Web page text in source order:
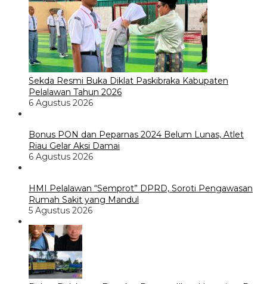
Sekda Resmi Buka Diklat Paskibraka Kabupaten
Pelalawan Tahun 2026
6 Agustus 2026
Bonus PON dan Peparnas 2024 Belum Lunas, Atlet
Riau Gelar Aksi Damai
6 Agustus 2026
HMI Pelalawan “Semprot” DPRD, Soroti Pengawasan
Rumah Sakit yang Mandul
5 Agustus 2026